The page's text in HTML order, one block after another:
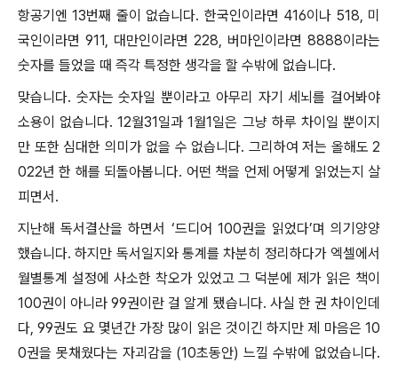
항공기엔 13번째 줄이 없습니다. 한국인이라면 416이나 518, 미
국인이라면 911, 대만인이라면 228, 버마인이라면 8888이라는
숫자를 들었을 때 즉각 특정한 생각을 할 수밖에 없습니다.
맞습니다. 숫자는 숫자일 뿐이라고 아무리 자기 세뇌를 걸어봐야
소용이 없습니다. 12월31일과 1월1일은 그냥 하루 차이일 뿐이지
만 또한 심대한 의미가 없을 수 없습니다. 그리하여 저는 올해도 2
022년 한 해를 되돌아봅니다. 어떤 책을 언제 어떻게 읽었는지 살
피면서.
지난해 독서결산을 하면서 ‘드디어 100권을 읽었다’며 의기양양
했습니다. 하지만 독서일지와 통계를 차분히 정리하다가 엑셀에서
월별통계 설정에 사소한 착오가 있었고 그 덕분에 제가 읽은 책이
100권이 아니라 99권이란 걸 알게 됐습니다. 사실 한 권 차이인데
다, 99권도 요 몇년간 가장 많이 읽은 것이긴 하지만 제 마음은 10
0권을 못채웠다는 자괴감을 (10초동안) 느낄 수밖에 없었습니다.